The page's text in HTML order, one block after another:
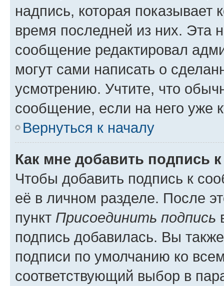
надпись, которая показывает
время последней из них. Эта
сообщение редактировал
могут сами написать о
усмотрению. Учтите, что
сообщение, если на него уже
Вернуться к началу
Как мне добавить подпись
Чтобы добавить подпись к
её в личном разделе. После
пункт Присоединить подпись
подпись добавилась. Вы
подписи по умолчанию ко
соответствующий выбор в